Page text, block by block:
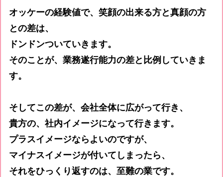
オッケーの経験値で、笑顔の出来る方と真顔の方
との差は、
ドンドンついていきます。
そのことが、業務遂行能力の差と比例していきま
す。
そしてこの差が、会社全体に広がって行き、
貴方の、社内イメージになって行きます。
プラスイメージならよいのですが、
マイナスイメージが付いてしまったら、
それをひっくり返すのは、至難の業です。